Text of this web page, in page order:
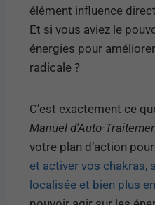
élément influence
Et si vous aviez le
énergies pour
radicale ?
C’est exactement ce
Manuel d’Auto-
votre plan d’action
et activer vos chakras,
localisée et bien plus